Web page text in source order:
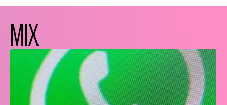
MIX